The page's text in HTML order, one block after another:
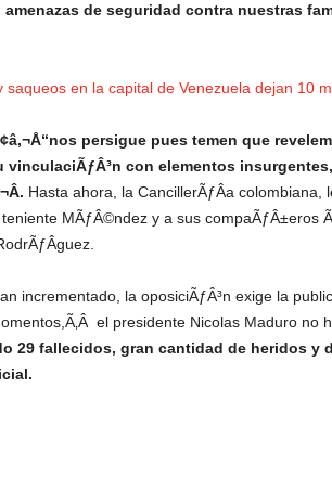
de seguridad contra nuestras
saqueos en la capital de Venezuela dejan 10
persigue pues temen que
vinculaciÃƒÂ³n con elementos
Hasta ahora, la CancillerÃƒÂ­a colombiana,
MÃƒÂ©ndez y a sus compaÃƒÂ±eros
incrementado, la oposiciÃƒÂ³n exige la
el presidente Nicolas Maduro no
29 fallecidos, gran cantidad de heridos y